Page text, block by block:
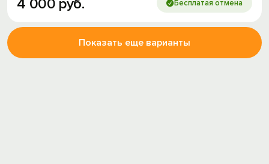
4 000 руб. Бесплатая отмена
Показать еще варианты